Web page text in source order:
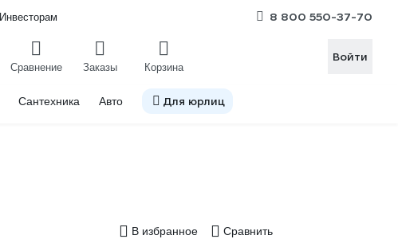
Инвесторам 8 800 550-37-70
Сравнение Заказы Корзина
Войти
Сантехника Авто Для юрлиц
В избранное Сравнить